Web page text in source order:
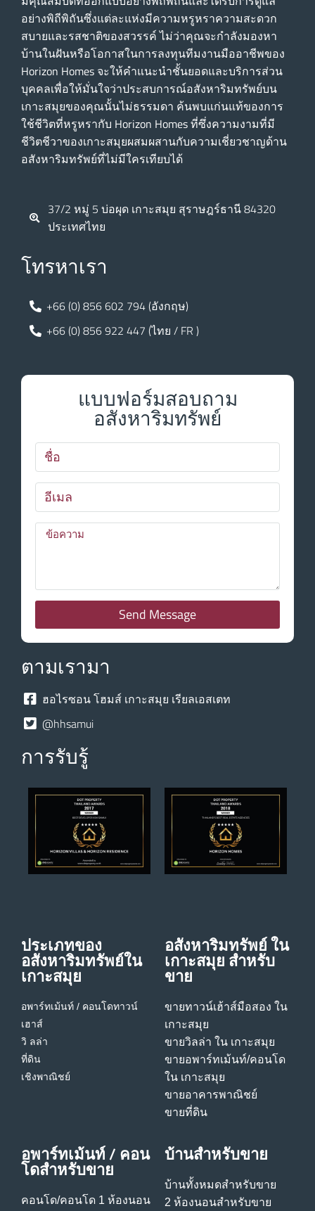
อย่างพิถีพิถันซึ่งแต่ละแห่งมีความหรูหราความสะดวก
สบายและรสชาติของสวรรค์ ไม่ว่าคุณจะกําลังมองหา
บ้านในฝันหรือโอกาสในการลงทุนทีมงานมืออาชีพของ
Horizon Homes จะให้คําแนะนําชั้นยอดและบริการส่วน
บุคคลเพื่อให้มั่นใจว่าประสบการณ์อสังหาริมทรัพย์บน
เกาะสมุยของคุณนั้นไม่ธรรมดา ค้นพบแก่นแท้ของการ
ใช้ชีวิตที่หรูหรากับ Horizon Homes ที่ซึ่งความงามที่มี
ชีวิตชีวาของเกาะสมุยผสมผสานกับความเชี่ยวชาญด้าน
อสังหาริมทรัพย์ที่ไม่มีใครเทียบได้
37/2 หมู่ 5 บ่อผุด เกาะสมุย สุราษฎร์ธานี 84320
ประเทศไทย
โทรหาเรา
+66 (0) 856 602 794 (อังกฤษ)
+66 (0) 856 922 447 (ไทย / FR )
แบบฟอร์มสอบถาม
อสังหาริมทรัพย์
Send Message
ตามเรามา
ฮอไรซอน โฮมส์ เกาะสมุย เรียลเอสเตท
@hhsamui
การรับรู้
ประเภทของ
อสังหาริมทรัพย์ใน
เกาะสมุย
อพาร์ทเม้นท์ / คอนโดทาวน์
เฮาส์
วิ ลล่า
ที่ดิน
เชิงพาณิชย์
อสังหาริมทรัพย์ ใน
เกาะสมุย สําหรับ
ขาย
ขายทาวน์เฮ้าส์มือสอง ใน
เกาะสมุย
ขายวิลล่า ใน เกาะสมุย
ขายอพาร์ทเม้นท์/คอนโด
ใน เกาะสมุย
ขายอาคารพาณิชย์
ขายที่ดิน
อพาร์ทเม้นท์ / คอน
โดสําหรับขาย
คอนโด/คอนโด 1 ห้องนอน
บ้านสําหรับขาย
บ้านทั้งหมดสําหรับขาย
2 ห้องนอนสําหรับขาย